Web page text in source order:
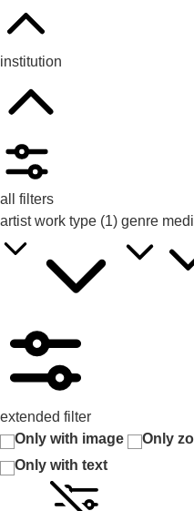
institution
all filters
artist work type (1) genre
extended filter
Only with image
Only
Only with text